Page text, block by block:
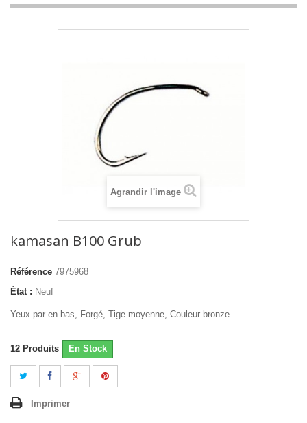
Agrandir l'image
kamasan B100 Grub
Référence 7975968
État : Neuf
Yeux par en bas, Forgé, Tige moyenne, Couleur bronze
12 Produits En Stock
Imprimer